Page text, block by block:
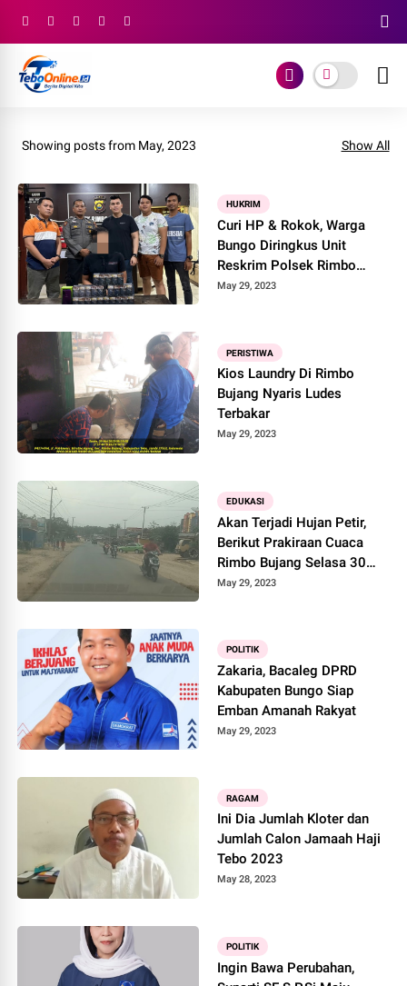
Showing posts from May, 2023 Show All
HUKRIM
Curi HP & Rokok, Warga
Bungo Diringkus Unit
Reskrim Polsek Rimbo
Bujang
May 29, 2023
PERISTIWA
Kios Laundry Di Rimbo
Bujang Nyaris Ludes
Terbakar
May 29, 2023
EDUKASI
Akan Terjadi Hujan Petir,
Berikut Prakiraan Cuaca
Rimbo Bujang Selasa 30
Mei 2023
May 29, 2023
POLITIK
Zakaria, Bacaleg DPRD
Kabupaten Bungo Siap
Emban Amanah Rakyat
May 29, 2023
RAGAM
Ini Dia Jumlah Kloter dan
Jumlah Calon Jamaah Haji
Tebo 2023
May 28, 2023
POLITIK
Ingin Bawa Perubahan,